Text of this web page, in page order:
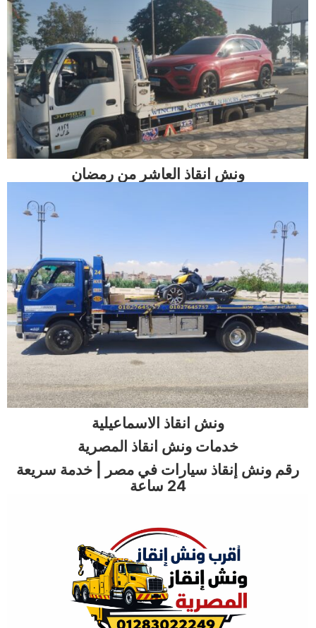
ونش انقاذ العاشر من رمضان
ونش انقاذ الاسماعيلية
خدمات ونش انقاذ المصرية
رقم ونش إنقاذ سيارات في مصر | خدمة سريعة
24 ساعة